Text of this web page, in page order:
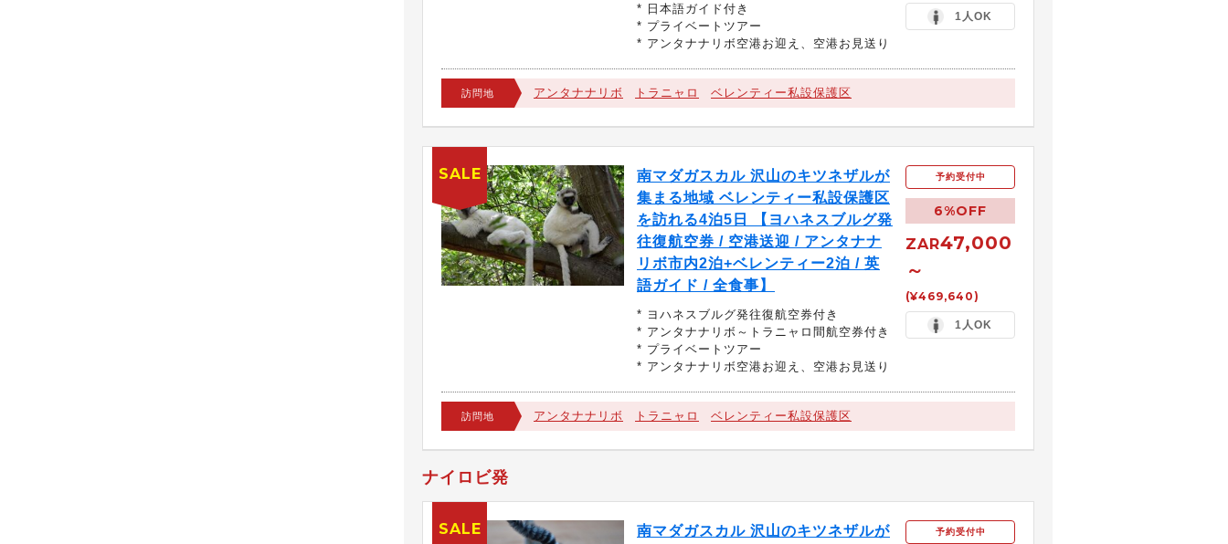
* 日本語ガイド付き
* プライベートツアー
* アンタナナリボ空港お迎え、空港お見送り
1人OK
訪問地 アンタナナリボ トラニャロ ベレンティー私設保護区
南マダガスカル 沢山のキツネザルが
集まる地域 ベレンティー私設保護区
を訪れる4泊5日 【ヨハネスブルグ発
往復航空券 / 空港送迎 / アンタナナ
リボ市内2泊+ベレンティー2泊 / 英
語ガイド / 全食事】
* ヨハネスブルグ発往復航空券付き
* アンタナナリボ～トラニャロ間航空券付き
* プライベートツアー
* アンタナナリボ空港お迎え、空港お見送り
予約受付中
6%OFF
ZAR47,000
～
(¥469,640)
1人OK
訪問地 アンタナナリボ トラニャロ ベレンティー私設保護区
SALE
ナイロビ発
南マダガスカル 沢山のキツネザルが
予約受付中
SALE